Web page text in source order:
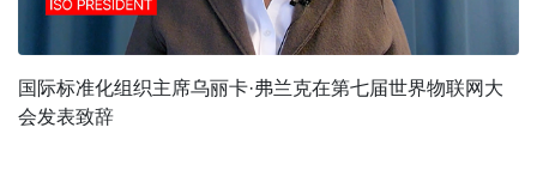
国际标准化组织主席乌丽卡·弗兰克在第七届世界物联网大
会发表致辞